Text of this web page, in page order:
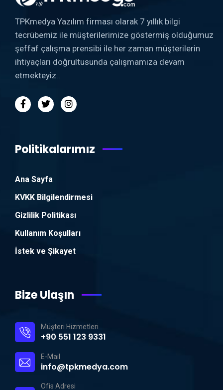
TPKmedya Yazılım firması olarak 7 yıllık bilgi
tecrübemiz ile müşterilerimize göstermiş olduğumuz
şeffaf çalışma prensibi ile her zaman müşterilerin
ihtiyaçları doğrultusunda çalışmamıza devam
etmekteyiz..
Politikalarımız
Ana Sayfa
KVKK Bilgilendirmesi
Gizlilik Politikası
Kullanım Koşulları
İstek ve Şikayet
Bize Ulaşın
Müşteri Hizmetleri
+90 551 123 9331
E-Mail
info@tpkmedya.com
Ofis Adresi